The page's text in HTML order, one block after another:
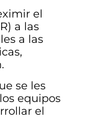
el
a las
a las
se les
equipos
el